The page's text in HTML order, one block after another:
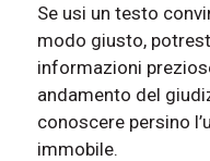
Se usi un testo
modo giusto,
informazioni
andamento del
conoscere persino
immobile.